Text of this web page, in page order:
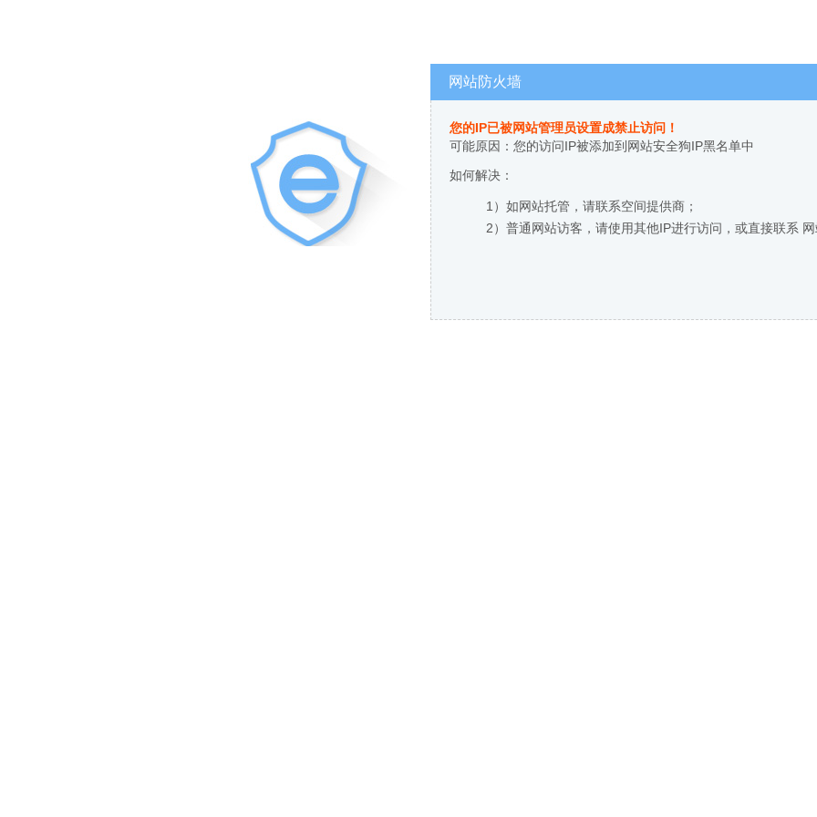
网站防火墙
您的IP已被网站管理员设置成禁止访问！
可能原因：您的访问IP被添加到网站安全狗IP黑名单中
如何解决：
1）如网站托管，请联系空间提供商；
2）普通网站访客，请使用其他IP进行访问，或直接联系 网